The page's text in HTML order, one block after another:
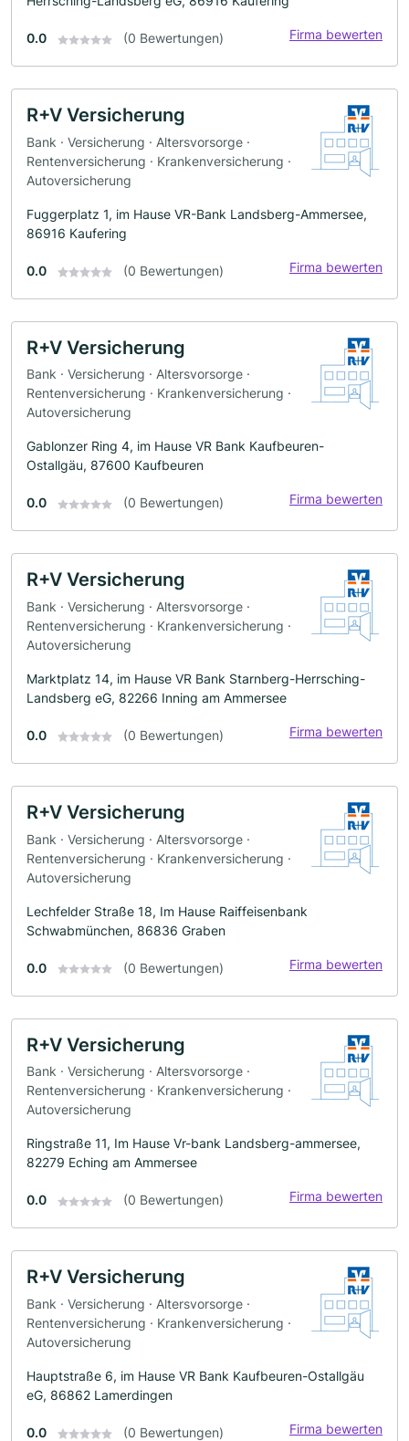
0.0 (0 Bewertungen) Firma bewerten
R+V Versicherung
Bank · Versicherung · Altersvorsorge ·
Rentenversicherung · Krankenversicherung ·
Autoversicherung
Fuggerplatz 1, im Hause VR-Bank Landsberg-Ammersee,
86916 Kaufering
0.0 (0 Bewertungen) Firma bewerten
R+V Versicherung
Bank · Versicherung · Altersvorsorge ·
Rentenversicherung · Krankenversicherung ·
Autoversicherung
Gablonzer Ring 4, im Hause VR Bank Kaufbeuren-
Ostallgäu, 87600 Kaufbeuren
0.0 (0 Bewertungen) Firma bewerten
R+V Versicherung
Bank · Versicherung · Altersvorsorge ·
Rentenversicherung · Krankenversicherung ·
Autoversicherung
Marktplatz 14, im Hause VR Bank Starnberg-Herrsching-
Landsberg eG, 82266 Inning am Ammersee
0.0 (0 Bewertungen) Firma bewerten
R+V Versicherung
Bank · Versicherung · Altersvorsorge ·
Rentenversicherung · Krankenversicherung ·
Autoversicherung
Lechfelder Straße 18, Im Hause Raiffeisenbank
Schwabmünchen, 86836 Graben
0.0 (0 Bewertungen) Firma bewerten
R+V Versicherung
Bank · Versicherung · Altersvorsorge ·
Rentenversicherung · Krankenversicherung ·
Autoversicherung
Ringstraße 11, Im Hause Vr-bank Landsberg-ammersee,
82279 Eching am Ammersee
0.0 (0 Bewertungen) Firma bewerten
R+V Versicherung
Bank · Versicherung · Altersvorsorge ·
Rentenversicherung · Krankenversicherung ·
Autoversicherung
Hauptstraße 6, im Hause VR Bank Kaufbeuren-Ostallgäu
eG, 86862 Lamerdingen
0.0 (0 Bewertungen) Firma bewerten